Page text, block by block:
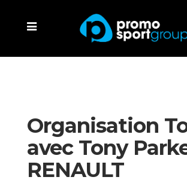
Organisation
avec Tony
RENAULT